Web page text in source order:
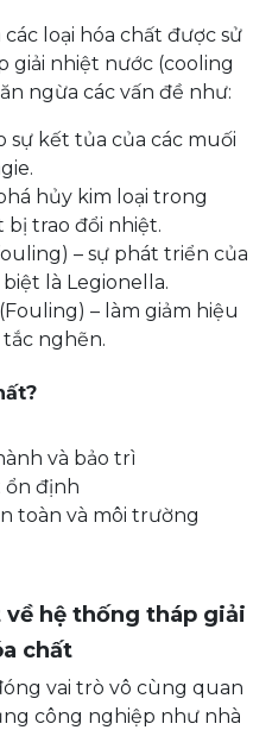
loại hóa chất được sử
nhiệt nước (cooling
ngừa các vấn đề như:
sự kết tủa của các muối
hủy kim loại trong
trao đổi nhiệt.
– sự phát triển của
là Legionella.
– làm giảm hiệu
nghẽn.
và bảo trì
ổn định
toàn và môi trường
về hệ thống tháp giải
chất
vai trò vô cùng quan
công nghiệp như nhà